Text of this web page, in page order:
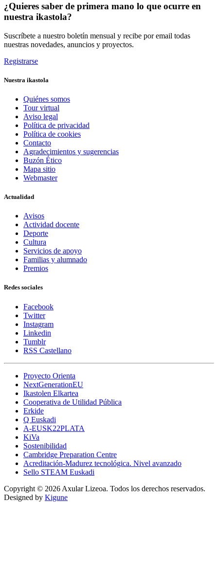
¿Quieres saber de primera mano lo que ocurre en
nuestra ikastola?
Suscríbete a nuestro boletín mensual y recibe por email todas
nuestras novedades, anuncios y proyectos.
Registrarse
Nuestra ikastola
Quiénes somos
Tour virtual
Aviso legal
Política de privacidad
Política de cookies
Contacto
Agradecimientos y sugerencias
Buzón Ético
Mapa sitio
Webmaster
Actualidad
Avisos
Actividad docente
Deporte
Cultura
Servicios de apoyo
Familias y alumnado
Premios
Redes sociales
Facebook
Twitter
Instagram
Linkedin
Tumblr
RSS Castellano
Proyecto Orienta
NextGenerationEU
Ikastolen Elkartea
Cooperativa de Utilidad Pública
Erkide
Q Euskadi
A-EUSK22PLATA
KiVa
Sostenibilidad
Cambridge Preparation Centre
Acreditación-Madurez tecnológica. Nivel avanzado
Sello STEAM Euskadi
Copyright © 2026 Axular Lizeoa. Todos los derechos reservados.
Designed by Kigune